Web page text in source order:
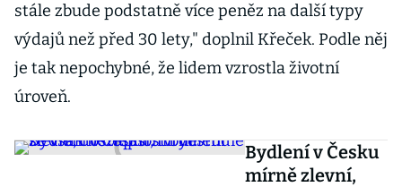
stále zbude podstatně více peněz na další typy
výdajů než před 30 lety," doplnil Křeček. Podle něj
je tak nepochybné, že lidem vzrostla životní
úroveň.
Bydlení v Česku
mírně zlevní,